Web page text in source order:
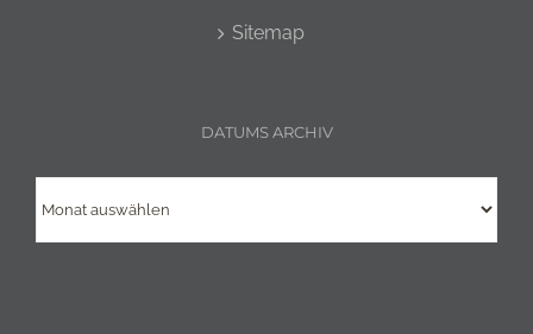
Sitemap
DATUMS ARCHIV
Archiv